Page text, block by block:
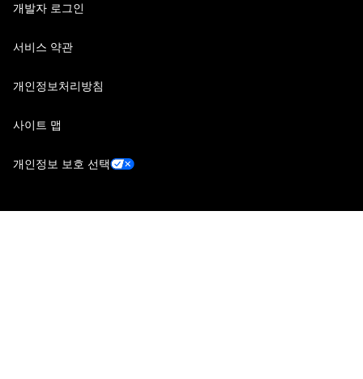
개발자 로그인
서비스 약관
개인정보처리방침
사이트 맵
개인정보 보호 선택